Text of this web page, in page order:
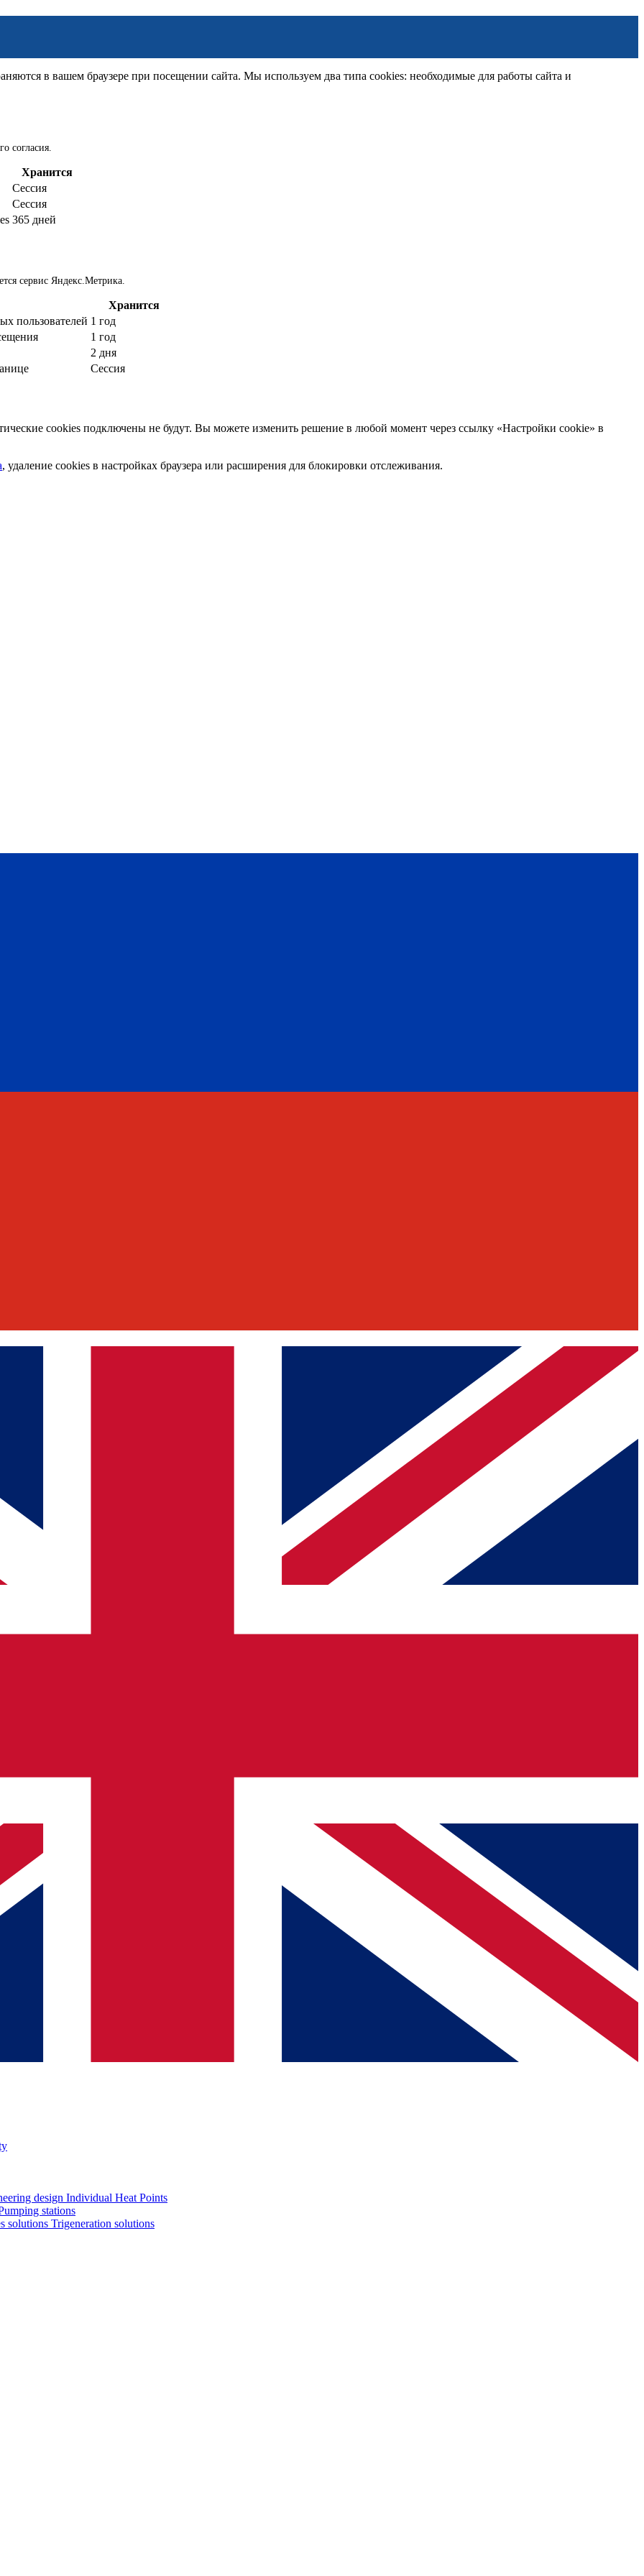
в вашем браузере при посещении сайта. Мы используем два типа cookies: необходимые для работы сайта и
согласия.
Хранится
Сессия
Сессия
365 дней
сервис Яндекс.Метрика.
Хранится
пользователей 1 год
1 год
2 дня
Сессия
cookies подключены не будут. Вы можете изменить решение в любой момент через ссылку «Настройки cookie» в
, удаление cookies в настройках браузера или расширения для блокировки отслеживания.
design Individual Heat Points
stations
solutions Trigeneration solutions